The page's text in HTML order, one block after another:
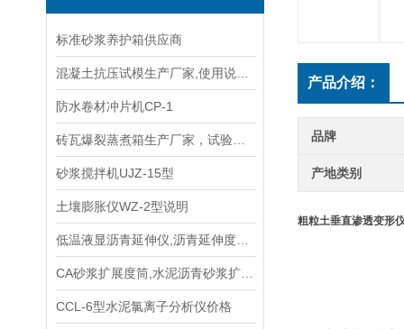
标准砂浆养护箱供应商
防水卷材冲片机CP-1
砂浆搅拌机UJZ-15型
土壤膨胀仪WZ-2型说明
CCL-6型水泥氯离子分析仪价格
产品介绍：
品牌
产地类别
粗粒土垂直渗透变形